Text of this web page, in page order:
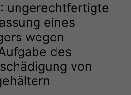
ungerechtfertigte
eines
wegen
des
von